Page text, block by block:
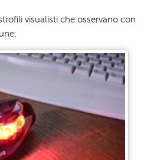
visualisti che osservano con